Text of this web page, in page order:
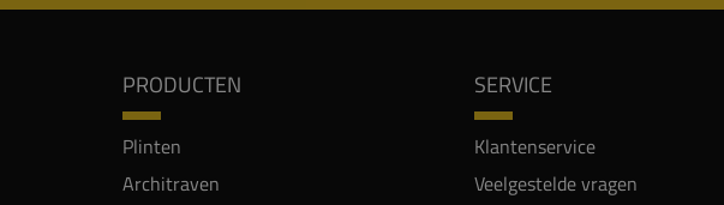
PRODUCTEN
Plinten
Architraven
SERVICE
Klantenservice
Veelgestelde vragen